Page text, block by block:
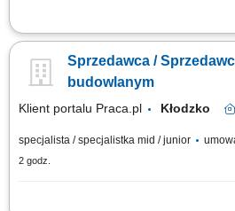
Praca dla osób z doświadczeniem lub bez.
Sprzedawca /
budowlanym
Klient portalu Praca.pl Kłodzko
specjalista / specjalistka mid / junior
2 godz.